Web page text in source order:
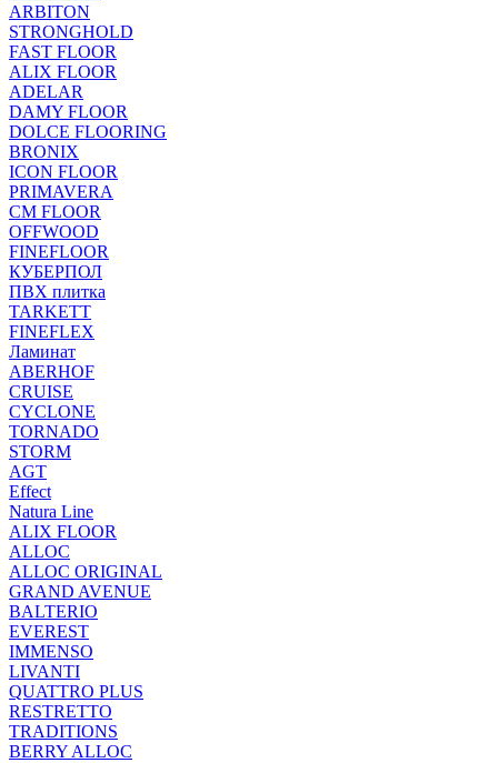
ARBITON
STRONGHOLD
FAST FLOOR
ALIX FLOOR
ADELAR
DAMY FLOOR
DOLCE FLOORING
BRONIX
ICON FLOOR
PRIMAVERA
CM FLOOR
OFFWOOD
FINEFLOOR
КУБЕРПОЛ
ПВХ плитка
TARKETT
FINEFLEX
Ламинат
ABERHOF
CRUISE
CYCLONE
TORNADO
STORM
AGT
Effect
Natura Line
ALIX FLOOR
ALLOC
ALLOC ORIGINAL
GRAND AVENUE
BALTERIO
EVEREST
IMMENSO
LIVANTI
QUATTRO PLUS
RESTRETTO
TRADITIONS
BERRY ALLOC